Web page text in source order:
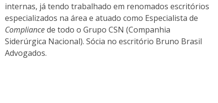
internas, já tendo trabalhado em renomados escritórios
especializados na área e atuado como Especialista de
Compliancede todo o Grupo CSN (Companhia
Siderúrgica Nacional). Sócia no escritório Bruno Brasil
Advogados.